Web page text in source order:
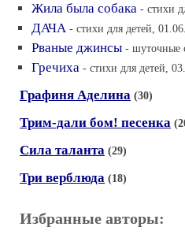
Жила была собака - стихи
ДАЧА - стихи для детей,
Рваные джинсы - шуточные
Гречиха - стихи для детей,
Графиня Аделина (30)
Трим-дали бом! песенка
Сила таланта (29)
Три верблюда (18)
Избранные авторы: